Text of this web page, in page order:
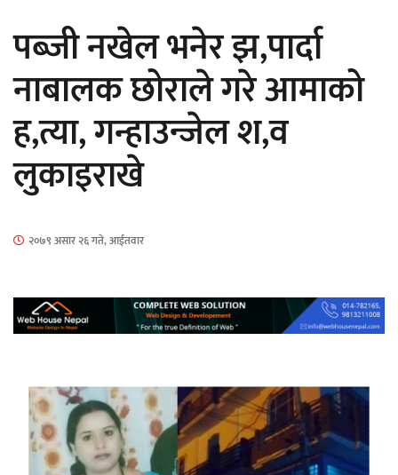
‘ईयुमा डट कम’ले बुधबारदेखि आफ्नो
औपचारिक सेवा सञ्चालनमा
‘आइतबारको अफिस’ को परिचर्चा सम्पन्न
पब्जी नखेल भनेर झ,पार्दा
नाबालक छोराले गरे आमाको
ह,त्या, गन्हाउन्जेल श,व
लुकाइराखे
२०७९ असार २६ गते, आईतवार